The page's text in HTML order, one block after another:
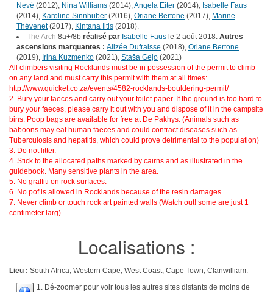
Nevé (2012), Nina Williams (2014),Angela Eiter (2014), Isabelle Faus
(2014), Karoline Sinnhuber (2016), Oriane Bertone (2017), Marine
Thévenet(2017), Kintana Iltis (2018).
The Arch 8a+/8b réalisé par Isabelle Faus le 2 août 2018. Autres
ascensions marquantes : Alizée Dufraisse (2018), Oriane Bertone
(2019), Irina Kuzmenko (2021), Staša Gejo (2021)
All climbers visiting Rocklands must be in possession of the permit to climb
on any land and must carry this permit with them at all times:
http://www.quicket.co.za/events/4582-rocklands-bouldering-permit/
2. Bury your faeces and carry out your toilet paper. If the ground is too hard to
bury your faeces, please carry it out with you and dispose of it in the campsite
bins. Poop bags are available for free at De Pakhys. (Animals such as
baboons may eat human faeces and could contract diseases such as
Tuberculosis and hepatitis, which could prove detrimental to the population)
3. Do not litter.
4. Stick to the allocated paths marked by cairns and as illustrated in the
guidebook. Many sensitive plants in the area.
5. No graffiti on rock surfaces.
6. No pof is allowed in Rocklands because of the resin damages.
7. Never climb or touch rock art painted walls (Watch out! some are just 1
centimeter larg).
Localisations :
Lieu : South Africa, Western Cape, West Coast, Cape Town, Clanwilliam.
1. Dé-zoomer pour voir tous les autres sites distants de moins de